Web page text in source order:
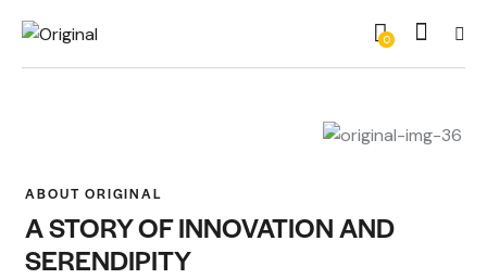
0
ABOUT ORIGINAL
A STORY OF INNOVATION AND
SERENDIPITY